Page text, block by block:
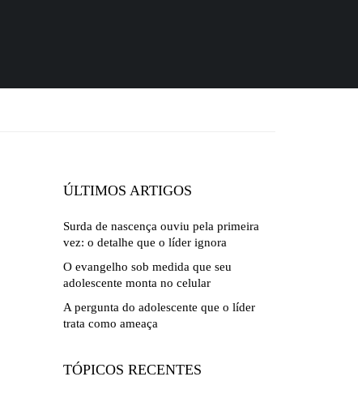
ÚLTIMOS ARTIGOS
Surda de nascença ouviu pela primeira
vez: o detalhe que o líder ignora
O evangelho sob medida que seu
adolescente monta no celular
A pergunta do adolescente que o líder
trata como ameaça
TÓPICOS RECENTES